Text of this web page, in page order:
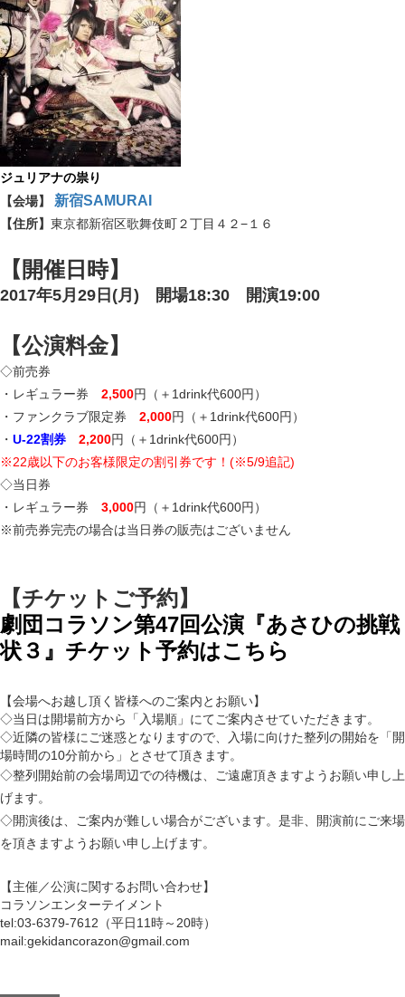
ジュリアナの祟り
【会場】
新宿SAMURAI
【住所】 東京都新宿区歌舞伎町２丁目４２−１６
【開催日時】
2017年5月29日(月) 開場18:30 開演19:00
【公演料金】
◇前売券
・レギュラー券 2,500円（＋1drink代600円）
・ファンクラブ限定券 2,000円（＋1drink代600円）
・ U-22割券 2,200円（＋1drink代600円）
※22歳以下のお客様限定の割引券です！(※5/9追記)
◇当日券
・レギュラー券 3,000円（＋1drink代600円）
※前売券完売の場合は当日券の販売はございません
【チケットご予約】
劇団コラソン第47回公演『あさひの挑戦
状３』チケット予約はこちら
【会場へお越し頂く皆様へのご案内とお願い】
◇当日は開場前方から「入場順」にてご案内させていただきます。
◇近隣の皆様にご迷惑となりますので、入場に向けた整列の開始を「開
場時間の10分前から」とさせて頂きます。
◇整列開始前の会場周辺での待機は、ご遠慮頂きますようお願い申し上
げます。
◇開演後は、ご案内が難しい場合がございます。是非、開演前にご来場
を頂きますようお願い申し上げます。
【主催／公演に関するお問い合わせ】
コラソンエンターテイメント
tel:03-6379-7612（平日11時～20時）
mail:gekidancorazon@gmail.com